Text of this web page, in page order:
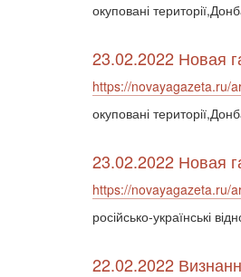
окуповані
23.02.2022 Новая
https://novayagazeta.ru/
окуповані
23.02.2022 Новая
https://novayagazeta.ru/
російсько-українські
22.02.2022